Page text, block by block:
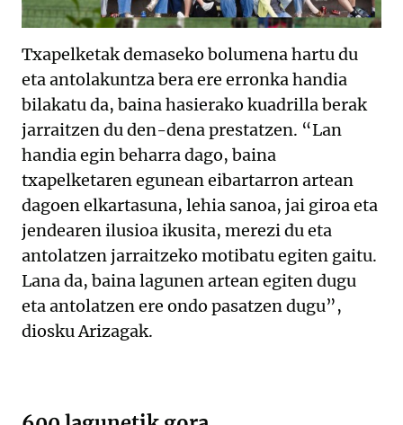
Txapelketak demaseko bolumena hartu du
eta antolakuntza bera ere erronka handia
bilakatu da, baina hasierako kuadrilla berak
jarraitzen du den-dena prestatzen. “Lan
handia egin beharra dago, baina
txapelketaren egunean eibartarron artean
dagoen elkartasuna, lehia sanoa, jai giroa eta
jendearen ilusioa ikusita, merezi du eta
antolatzen jarraitzeko motibatu egiten gaitu.
Lana da, baina lagunen artean egiten dugu
eta antolatzen ere ondo pasatzen dugu”,
diosku Arizagak.